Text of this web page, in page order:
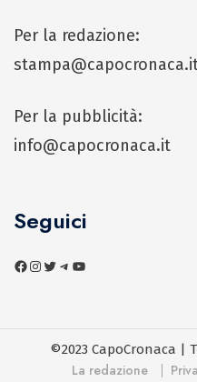
Per la redazione:
Per la pubblicità:
info@capocronaca.it
Seguici
©2023 CapoCronaca |
La redazione